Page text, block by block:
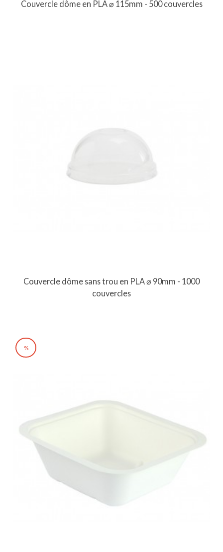
Couvercle dôme en PLA ⌀ 115mm - 500 couvercles
Couvercle dôme sans trou en PLA ⌀ 90mm - 1000
couvercles
%